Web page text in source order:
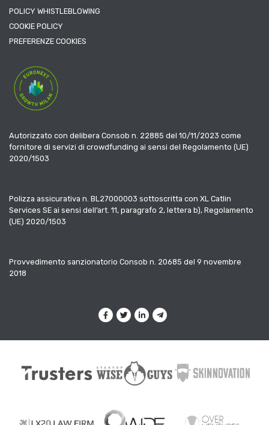
POLICY WHISTLEBLOWING
COOKIE POLICY
PREFERENZE COOKIES
Autorizzato con delibera Consob n. 22885 del 10/11/2023 come
fornitore di servizi di crowdfunding ai sensi del Regolamento (UE)
2020/1503
Polizza assicurativa n. BL27000003 sottoscritta con XL Catlin
Services SE ai sensi dell’art. 11, paragrafo 2, lettera b), Regolamento
(UE) 2020/1503
Provvedimento sanzionatorio Consob n. 20685 del 9 novembre
2018